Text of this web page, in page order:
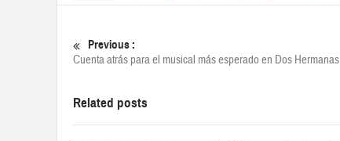
Previous :
Cuenta atrás para el musical más esperado en Dos Hermanas
Related posts